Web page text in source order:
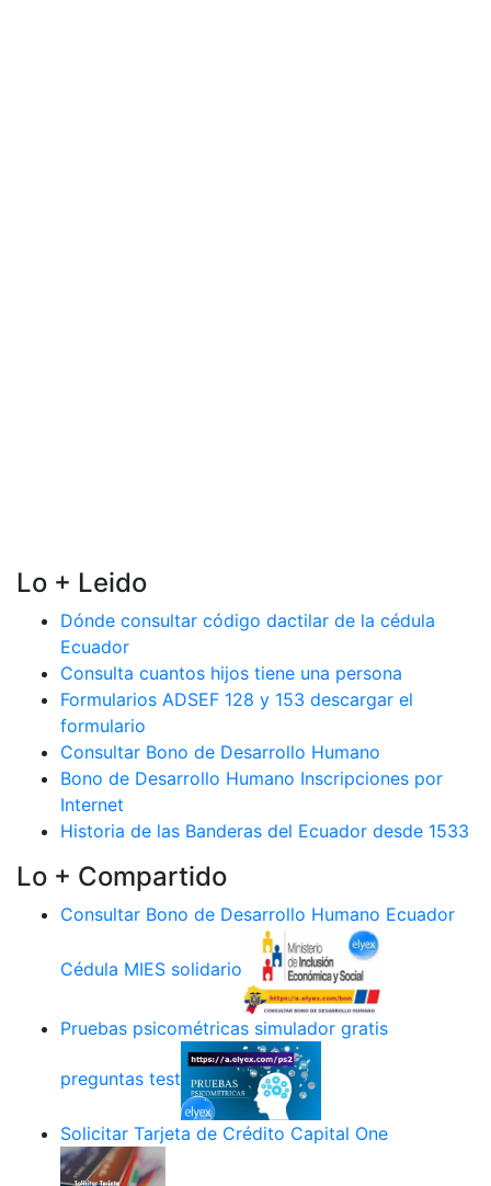
Lo + Leido
Dónde consultar código dactilar de la cédula
Ecuador
Consulta cuantos hijos tiene una persona
Formularios ADSEF 128 y 153 descargar el
formulario
Consultar Bono de Desarrollo Humano
Bono de Desarrollo Humano Inscripciones por
Internet
Historia de las Banderas del Ecuador desde 1533
Lo + Compartido
Consultar Bono de Desarrollo Humano Ecuador
Cédula MIES solidario
Pruebas psicométricas simulador gratis
preguntas test
Solicitar Tarjeta de Crédito Capital One